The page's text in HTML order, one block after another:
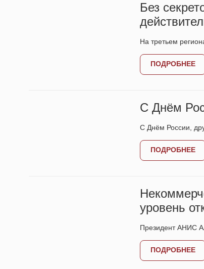
Без
На третьем
ПОДРОБНЕЕ
С Днём
С Днём России,
ПОДРОБНЕЕ
уровень
Президент АНИС
ПОДРОБНЕЕ